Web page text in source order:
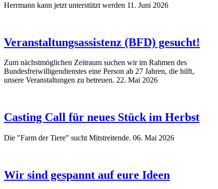
Herrmann kann jetzt unterstützt werden 11. Juni 2026
Veranstaltungsassistenz (BFD) gesucht!
Zum nächstmöglichen Zeitraum suchen wir im Rahmen des
Bundesfreiwilligendienstes eine Person ab 27 Jahren, die hilft,
unsere Veranstaltungen zu betreuen. 22. Mai 2026
Casting Call für neues Stück im Herbst
Die "Farm der Tiere" sucht Mitstreitende. 06. Mai 2026
Wir sind gespannt auf eure Ideen